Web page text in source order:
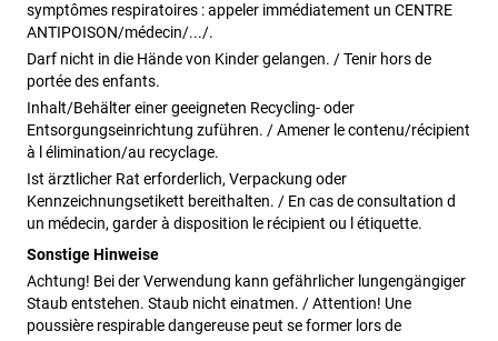
symptômes respiratoires : appeler immédiatement un CENTRE
ANTIPOISON/médecin/.../.
Darf nicht in die Hände von Kinder gelangen. / Tenir hors de
portée des enfants.
Inhalt/Behälter einer geeigneten Recycling- oder
Entsorgungseinrichtung zuführen. / Amener le contenu/récipient
à l élimination/au recyclage.
Ist ärztlicher Rat erforderlich, Verpackung oder
Kennzeichnungsetikett bereithalten. / En cas de consultation d
un médecin, garder à disposition le récipient ou l étiquette.
Sonstige Hinweise
Achtung! Bei der Verwendung kann gefährlicher lungengängiger
Staub entstehen. Staub nicht einatmen. / Attention! Une
poussière respirable dangereuse peut se former lors de